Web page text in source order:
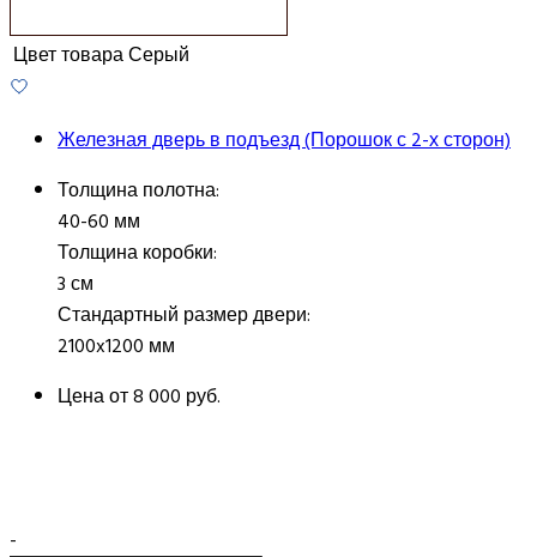
Цвет товараСерый
Железная дверь в подъезд (Порошок с 2-х сторон)
Толщина полотна:
40-60 мм
Толщина коробки:
3 см
Стандартный размер двери:
2100x1200 мм
Цена от8 000 руб.
-